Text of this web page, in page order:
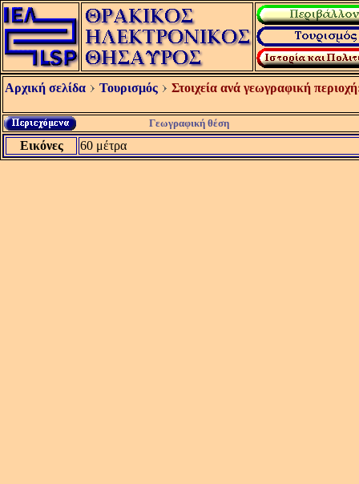
Αρχική σελίδα Τουρισμός Στοιχεία ανά γεωγραφική
Γεωγραφική θέση
Εικόνες 60 μέτρα